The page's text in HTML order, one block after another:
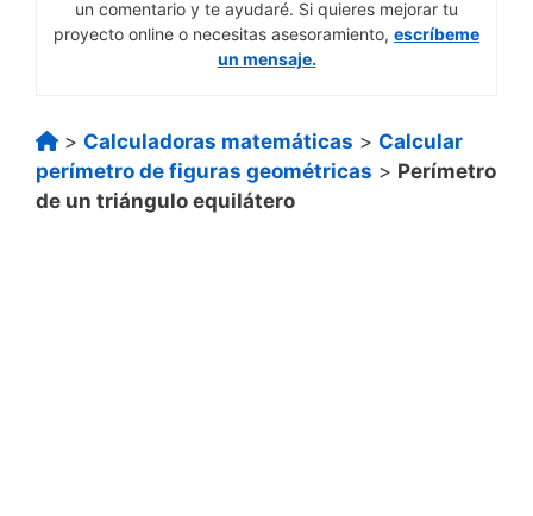
un comentario y te ayudaré. Si quieres mejorar tu
proyecto online o necesitas asesoramiento, escríbeme
un mensaje.
> Calculadoras matemáticas > Calcular
perímetro de figuras geométricas > Perímetro
de un triángulo equilátero